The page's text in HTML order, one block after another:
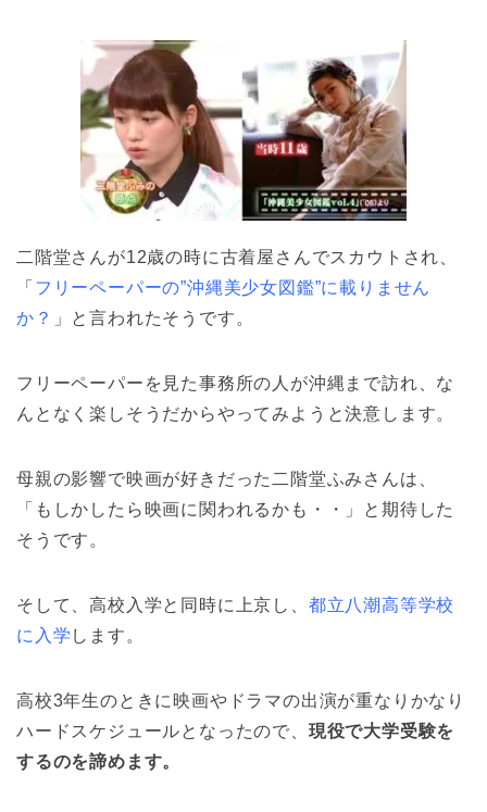
二階堂さんが12歳の時に古着屋さんでスカウトされ、
「 フリーペーパーの”沖縄美少女図鑑”に載りません
か？
」と言われたそうです。
フリーペーパーを見た事務所の人が沖縄まで訪れ、な
んとなく楽しそうだからやってみようと決意します。
母親の影響で映画が好きだった二階堂ふみさんは、
「もしかしたら映画に関われるかも・・」と期待した
そうです。
そして、高校入学と同時に上京し、 都立八潮高等学校
に入学 します。
高校3年生のときに映画やドラマの出演が重なりかなり
ハードスケジュールとなったので、 現役で大学受験を
するのを諦めます。